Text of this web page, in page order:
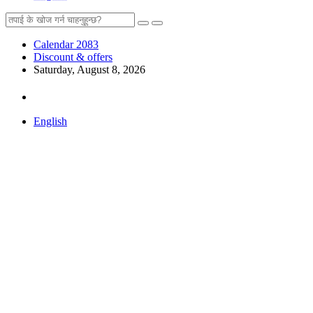
Calendar 2083
Discount & offers
Saturday, August 8, 2026
English